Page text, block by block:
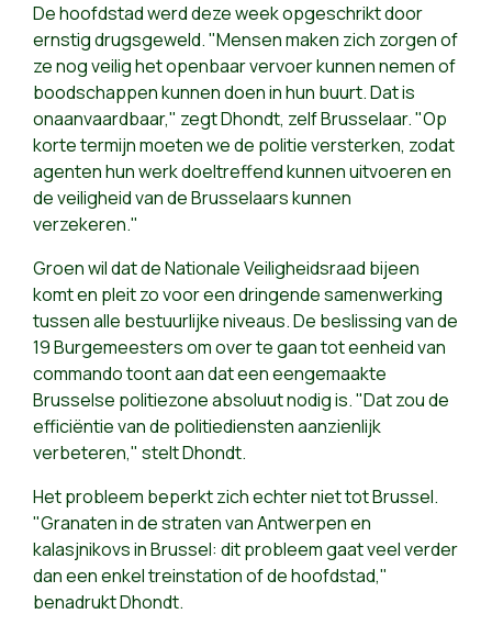
De hoofdstad werd deze week opgeschrikt door
ernstig drugsgeweld. "Mensen maken zich zorgen of
ze nog veilig het openbaar vervoer kunnen nemen of
boodschappen kunnen doen in hun buurt. Dat is
onaanvaardbaar," zegt Dhondt, zelf Brusselaar. "Op
korte termijn moeten we de politie versterken, zodat
agenten hun werk doeltreffend kunnen uitvoeren en
de veiligheid van de Brusselaars kunnen
verzekeren."
Groen wil dat de Nationale Veiligheidsraad bijeen
komt en pleit zo voor een dringende samenwerking
tussen alle bestuurlijke niveaus. De beslissing van de
19 Burgemeesters om over te gaan tot eenheid van
commando toont aan dat een eengemaakte
Brusselse politiezone absoluut nodig is. "Dat zou de
efficiëntie van de politiediensten aanzienlijk
verbeteren," stelt Dhondt.
Het probleem beperkt zich echter niet tot Brussel.
"Granaten in de straten van Antwerpen en
kalasjnikovs in Brussel: dit probleem gaat veel verder
dan een enkel treinstation of de hoofdstad,"
benadrukt Dhondt.